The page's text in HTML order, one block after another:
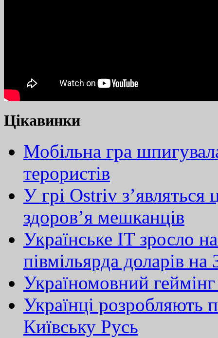
Цікавинки
Мобільна гра
терористів
У грі Ostriv з’являтьcя
здоров’я мешканців
Українське IT зросло
півмільярда доларів
Україномовний
Українці розробляють
Київську Русь